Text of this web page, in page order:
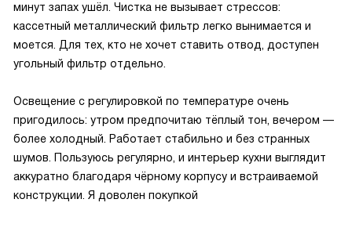
минут запах ушёл. Чистка не вызывает стрессов:
кассетный металлический фильтр легко вынимается и
моется. Для тех, кто не хочет ставить отвод, доступен
угольный фильтр отдельно.
Освещение с регулировкой по температуре очень
пригодилось: утром предпочитаю тёплый тон, вечером —
более холодный. Работает стабильно и без странных
шумов. Пользуюсь регулярно, и интерьер кухни выглядит
аккуратно благодаря чёрному корпусу и встраиваемой
конструкции. Я доволен покупкой